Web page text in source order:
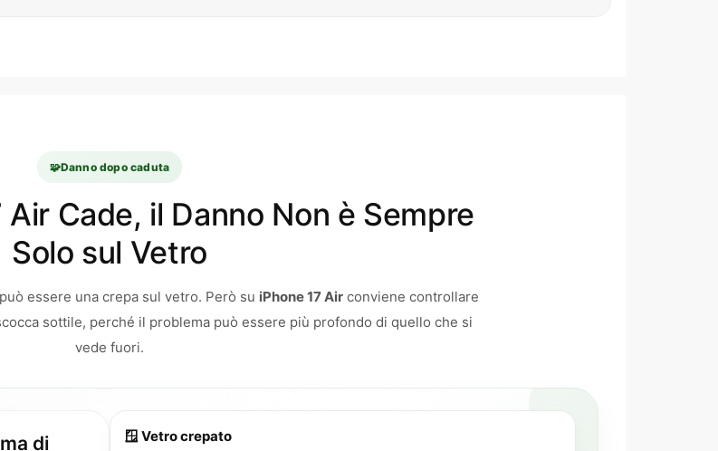
🧩Danno dopo caduta
Air Cade, il Danno Non è Sempre
Solo sul Vetro
essere una crepa sul vetro. Però su iPhone 17 Air conviene controllare
sottile, perché il problema può essere più profondo di quello che si
vede fuori.
di
🪟 Vetro crepato